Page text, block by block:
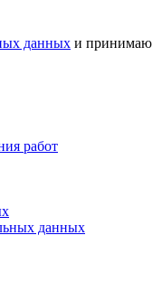
данных и принимаю
работ
данных